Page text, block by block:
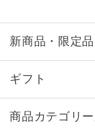
新商品・限定
ギフト
商品カテゴリ